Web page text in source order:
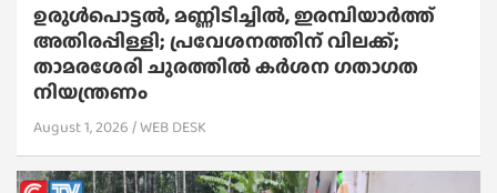
ഉരുൾപൊട്ടൽ, മണ്ണിടിച്ചിൽ, ഇരമ്പിയാര്‍ത്ത്
അതിരപ്പിള്ളി; പ്രവേശനത്തിന് വിലക്ക്;
താമരശേരി ചുരത്തില്‍ കര്‍ശന ഗതാഗത
നിയന്ത്രണം
August 1, 2026 WEB DESK